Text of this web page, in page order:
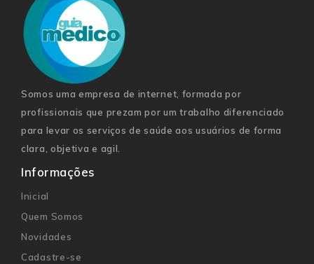
Somos uma empresa de internet, formada por
profissionais que prezam por um trabalho diferenciado
para levar os serviços de saúde aos usuários de forma
clara, objetiva e agil.
Informações
Inicial
Quem Somos
Novidades
Cadastre-se